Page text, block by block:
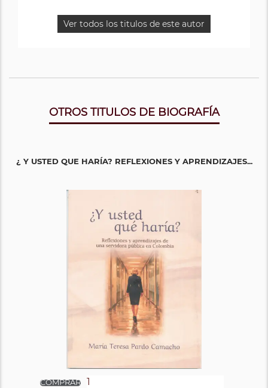
Ver todos los titulos de este autor
OTROS TITULOS DE BIOGRAFÍA
¿ Y USTED QUE HARÍA? REFLEXIONES Y APRENDIZAJES...